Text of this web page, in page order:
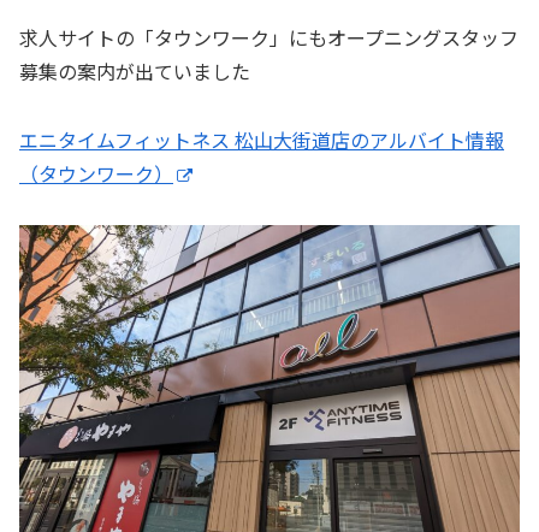
求人サイトの「タウンワーク」にもオープニングスタッフ
募集の案内が出ていました
エニタイムフィットネス 松山大街道店のアルバイト情報
（タウンワーク）